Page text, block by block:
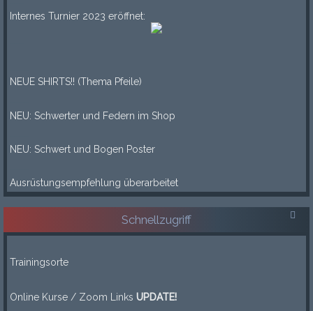
Internes Turnier 2023 eröffnet:
NEUE SHIRTS!! (Thema Pfeile)
NEU: Schwerter und Federn im Shop
NEU: Schwert und Bogen Poster
Ausrüstungsempfehlung überarbeitet
Schnellzugriff
Trainingsorte
Online Kurse / Zoom Links UPDATE!